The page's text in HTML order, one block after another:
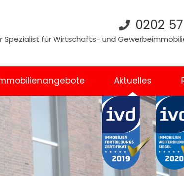
0202
Spezialist für Wirtschafts- und
Aktuelles